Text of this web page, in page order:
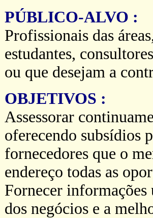
PÚBLICO-ALVO :
Profissionais das
estudantes,
ou que desejam a
OBJETIVOS :
Assessorar
oferecendo subsídios
fornecedores que o
endereço todas as
Fornecer informações
dos negócios e a